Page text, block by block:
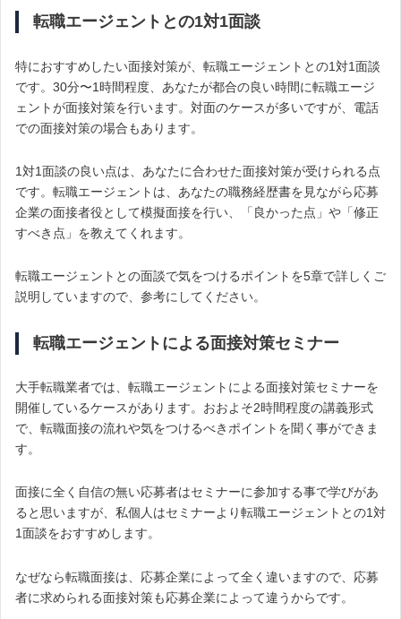
転職エージェントとの1対1面談
特におすすめしたい面接対策が、転職エージェントとの1対1面談
です。30分〜1時間程度、あなたが都合の良い時間に転職エージ
ェントが面接対策を行います。対面のケースが多いですが、電話
での面接対策の場合もあります。
1対1面談の良い点は、あなたに合わせた面接対策が受けられる点
です。転職エージェントは、あなたの職務経歴書を見ながら応募
企業の面接者役として模擬面接を行い、「良かった点」や「修正
すべき点」を教えてくれます。
転職エージェントとの面談で気をつけるポイントを5章で詳しくご
説明していますので、参考にしてください。
転職エージェントによる面接対策セミナー
大手転職業者では、転職エージェントによる面接対策セミナーを
開催しているケースがあります。おおよそ2時間程度の講義形式
で、転職面接の流れや気をつけるべきポイントを聞く事ができま
す。
面接に全く自信の無い応募者はセミナーに参加する事で学びがあ
ると思いますが、私個人はセミナーより転職エージェントとの1対
1面談をおすすめします。
なぜなら転職面接は、応募企業によって全く違いますので、応募
者に求められる面接対策も応募企業によって違うからです。